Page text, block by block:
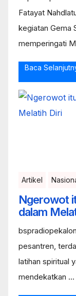
Fatayat
kegiatan Gema
memperingati
Baca
Artikel
Ngerowot
dalam
pesantren,
latihan spiritual
mendekatkan ...